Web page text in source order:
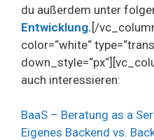
du außerdem unter
Entwicklung.[/
color=“white“
auch interessieren:
BaaS – Beratung as a
Eigenes Backend vs.